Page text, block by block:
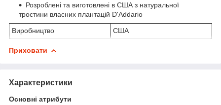
Розроблені та виготовлені в США з натуральної
тростини власних плантацій D'Addario
Виробництво США
Приховати
Характеристики
Основні атрибути